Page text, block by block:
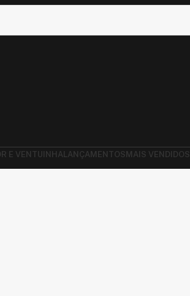
E VENTUINHA LANÇAMENTOS MAIS VENDIDOS